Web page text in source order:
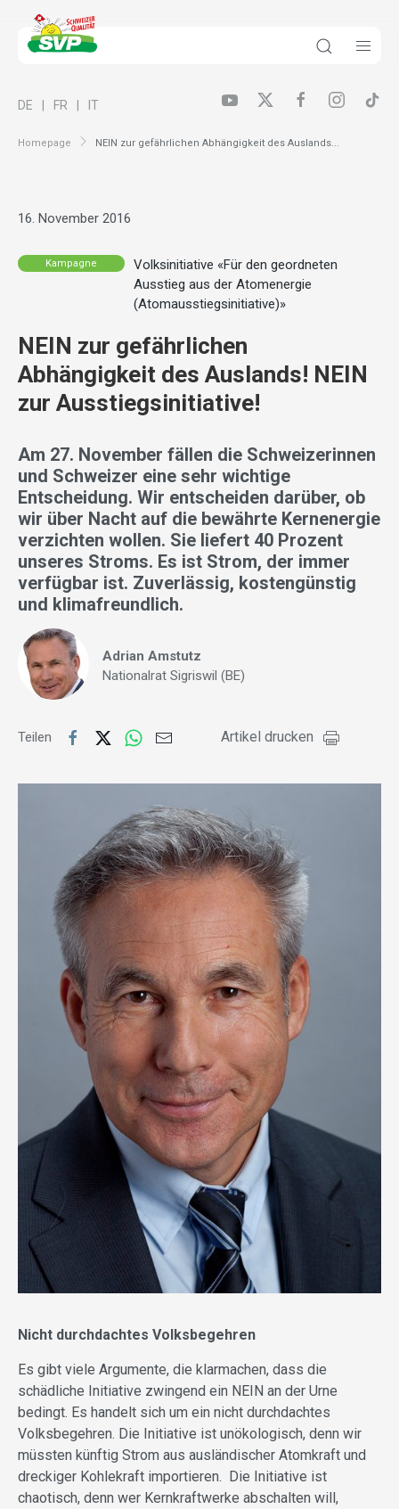
Homepage NEIN zur gefährlichen Abhängigkeit des Auslands...
DE FR IT
16. November 2016
Kampagne
Volksinitiative «Für den geordneten
Ausstieg aus der Atomenergie
(Atomausstiegsinitiative)»
NEIN zur gefährlichen
Abhängigkeit des Auslands! NEIN
zur Ausstiegsinitiative!
Am 27. November fällen die Schweizerinnen
und Schweizer eine sehr wichtige
Entscheidung. Wir entscheiden darüber, ob
wir über Nacht auf die bewährte Kernenergie
verzichten wollen. Sie liefert 40 Prozent
unseres Stroms. Es ist Strom, der immer
verfügbar ist. Zuverlässig, kostengünstig
und klimafreundlich.
Adrian Amstutz
Nationalrat Sigriswil (BE)
Teilen Artikel drucken
Nicht durchdachtes Volksbegehren
Es gibt viele Argumente, die klarmachen, dass die
schädliche Initiative zwingend ein NEIN an der Urne
bedingt. Es handelt sich um ein nicht durchdachtes
Volksbegehren. Die Initiative ist unökologisch, denn wir
müssten künftig Strom aus ausländischer Atomkraft und
dreckiger Kohlekraft importieren. Die Initiative ist
chaotisch, denn wer Kernkraftwerke abschalten will,